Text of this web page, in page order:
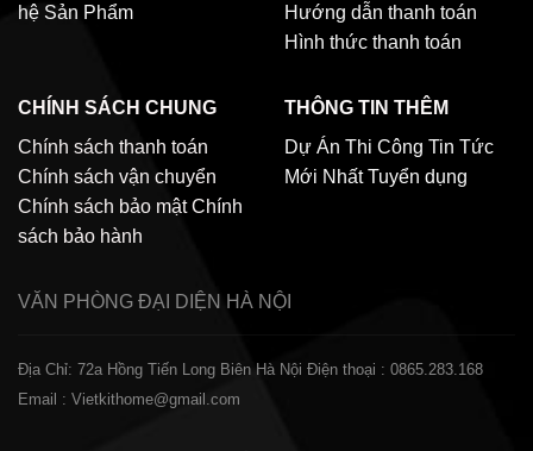
hệ Sản Phẩm
Hướng dẫn thanh toán
Hình thức thanh toán
CHÍNH SÁCH CHUNG
Chính sách thanh toán
Chính sách vận chuyển
Chính sách bảo mật Chính
sách bảo hành
THÔNG TIN THÊM
Dự Án Thi Công Tin Tức
Mới Nhất Tuyển dụng
VĂN PHÒNG ĐẠI DIỆN HÀ NỘI
Địa Chỉ: 72a Hồng Tiến Long Biên Hà Nội Điện thoại : 0865.283.168
Email : Vietkithome@gmail.com